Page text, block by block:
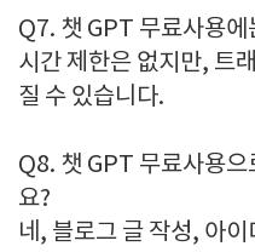
Q7. 챗 GPT 무료사용에
시간 제한은 없지만, 트
질 수 있습니다.
Q8. 챗 GPT 무료사용
요?
네, 블로그 글 작성, 아